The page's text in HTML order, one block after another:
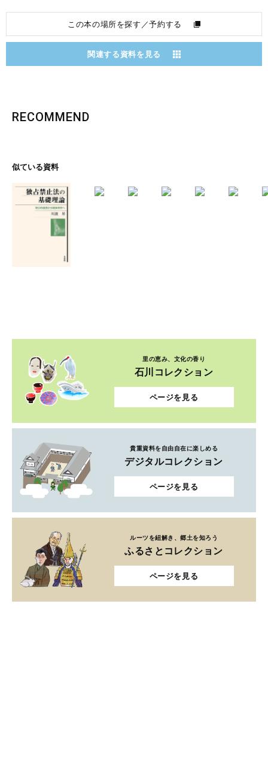
この本の場所を探す／予約する
関連する資料を見る
RECOMMEND
似ている資料
里の恵み、文化の香り
石川コレクション
ページを見る
貴重資料を自由自在に楽しめる
デジタルコレクション
ページを見る
ルーツを紐解き、郷土を知ろう
ふるさとコレクション
ページを見る